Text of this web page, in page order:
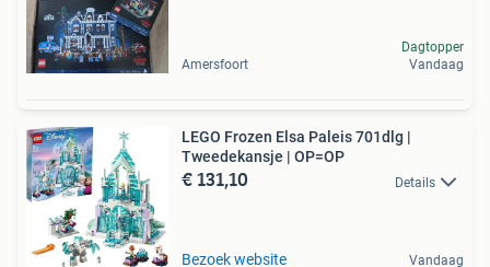
Amersfoort
Dagtopper
Vandaag
LEGO Frozen Elsa Paleis 701dlg |
Tweedekansje | OP=OP
€ 131,10 Details
Bezoek website Vandaag